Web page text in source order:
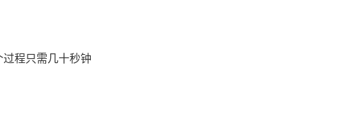
程只需几十秒钟